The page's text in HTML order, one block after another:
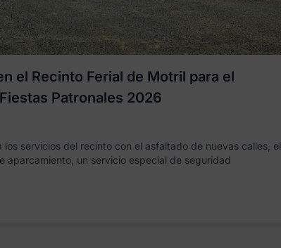
el Recinto Ferial de Motril para el
Patronales 2026
los servicios del recinto con el asfaltado de nuevas calles, el
aparcamiento, un servicio especial de seguridad